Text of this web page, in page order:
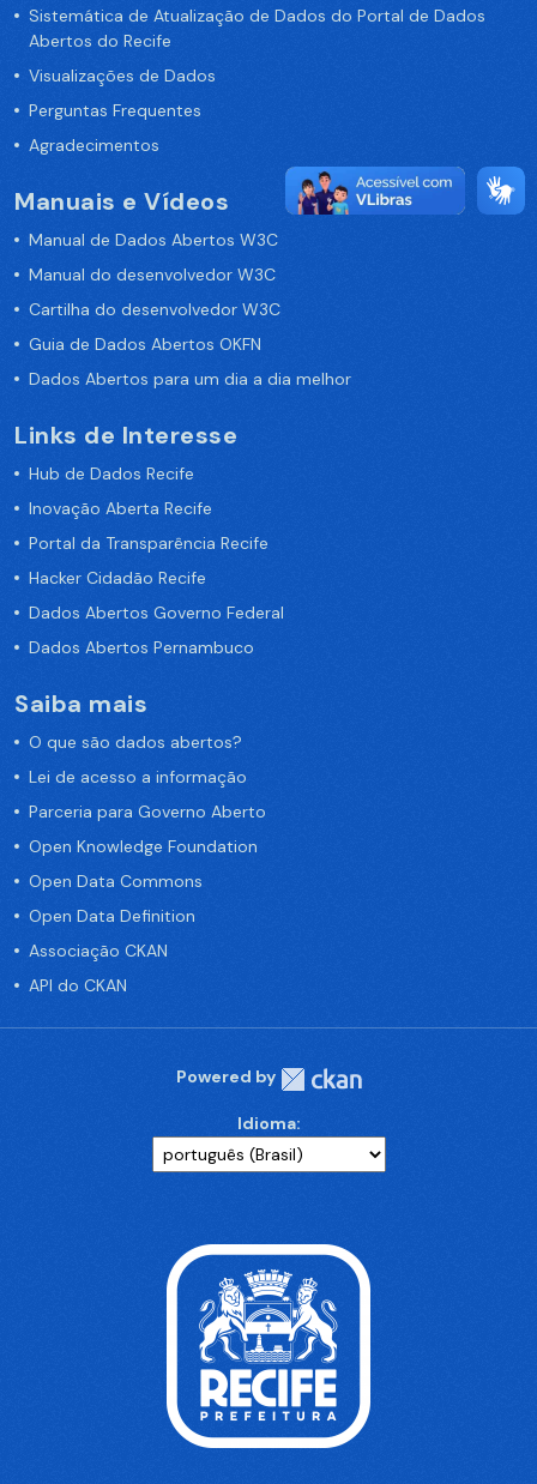
Sistemática de Atualização de Dados do Portal de Dados
Abertos do Recife
Visualizações de Dados
Perguntas Frequentes
Agradecimentos
Manuais e Vídeos
Manual de Dados Abertos W3C
Manual do desenvolvedor W3C
Cartilha do desenvolvedor W3C
Guia de Dados Abertos OKFN
Dados Abertos para um dia a dia melhor
Links de Interesse
Hub de Dados Recife
Inovação Aberta Recife
Portal da Transparência Recife
Hacker Cidadão Recife
Dados Abertos Governo Federal
Dados Abertos Pernambuco
Saiba mais
O que são dados abertos?
Lei de acesso a informação
Parceria para Governo Aberto
Open Knowledge Foundation
Open Data Commons
Open Data Definition
Associação CKAN
API do CKAN
Powered by
Idioma